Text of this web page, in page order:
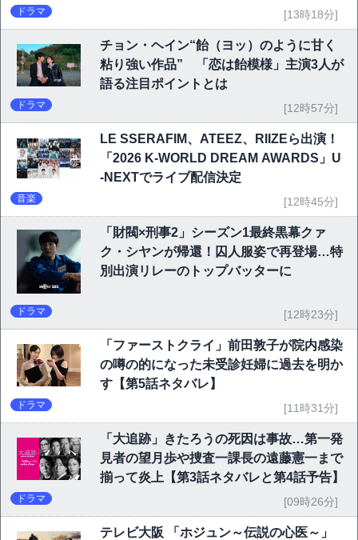
ドラマ [13時18分]
チョン・ヘイン“飴（ヨッ）のように甘く
粘り強い作品” 「恋は飴模様」主演3人が
語る注目ポイントとは
ドラマ [12時57分]
LE SSERAFIM、ATEEZ、RIIZEら出演！
「2026 K-WORLD DREAM AWARDS」U
-NEXTでライブ配信決定
音楽 [12時45分]
「財閥×刑事2」シーズン1最終黒幕クァ
ク・シヤンが帰還！囚人服姿で再登場…特
別出演リレーのトップバッターに
ドラマ [12時23分]
「ファーストクライ」前田敦子が院内感染
の噂の的になった未受診妊婦に過去を明か
す【第5話ネタバレ】
ドラマ [11時31分]
「大追跡」きたろうの死因は事故…第一発
見者の望月歩や捜査一課長の遠藤憲一まで
揃って炎上【第3話ネタバレと第4話予告】
ドラマ [09時26分]
テレビ大阪 「ホジュン～伝説の心医～」